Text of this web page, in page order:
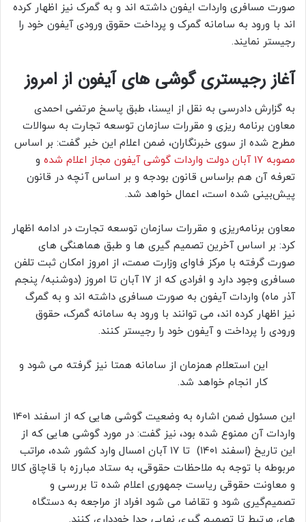
صورت مسافری واردات ایفون داشته اند و به گمرک نیز اظهار کرده
اند با ورود به سامانه گمرک و پرداخت حقوق ورودی آیفون خود را
رجیستر نمایند.
آغاز رجیستری گوشی های آیفون از امروز
به گزارش دادرسی به نقل از ایسنا، طبق پاسخ مرتضی احمدی
معاون برنامه ریزی و مقررات سازمان توسعه تجارت به سوالات
مطرح شده از سوی خبرنگاران، ضمن اعلام این خبر گفت: بر اساس
مصوبه 17 آبان دولت واردات گوشی آیفون مجاز اعلام شده
و
تعرفه آن هم براساس قانون بودجه و بر اساس آنچه در قانون
پیش‌بینی شده است، اعمال خواهد شد.
معاون برنامه‌ریزی و مقررات سازمان توسعه تجارت در ادامه اظهار
کرد: بر اساس آخرین تصمیم گیری ها و طبق هماهنگی های
صورت گرفته با مرکز فاوای وزارت صمت، از امروز امکان ثبت تلفن
مسافری وجود دارد و افرادی که از ۱۷ آبان تا امروز (دوشنبه/ پنجم
آذر ماه) واردات آیفون به صورت مسافری داشته اند و به گمرگ
نیز اظهار کرده اند، می توانند با ورود به سامانه گمرک، حقوق
ورودی را پرداخت و آیفون خود را رجیستر کنند.
این استعلام همزمان از سامانه همتا نیز گرفته می شود و
کار انجام خواهد شد.
این مسئول ضمن اشاره به وضعیت گوشی هایی که از اسفند 1401
واردات آن ممنوع شده بود، نیز گفت: در مورد گوشی هایی که از
این تاریخ (اسفند ۱۴۰۱) تا ۱۷ آبان امسال وارد کشور شده، مراتب
مربوطه با توجه به ملاحظات حقوقی، به ستاد مبارزه با قاچاق کالا
و معاونت حقوقی ریاست جمهوری اعلام شده تا بررسی و
تصمیم‌گیری شود و تقاضا می شود افراد از مراجعه به دستگاه